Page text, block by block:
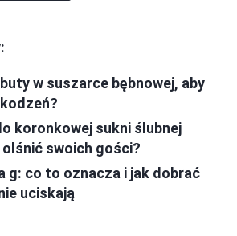
w suszarce bębnowej, aby
koronkowej sukni ślubnej
olśnić swoich gości?
g: co to oznacza i jak dobrać
uciskają